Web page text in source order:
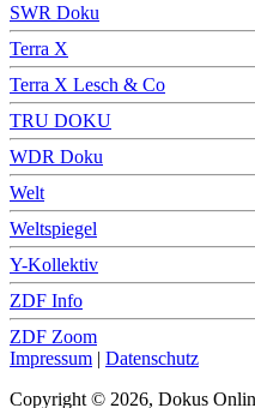
SWR Doku
Terra X
Terra X Lesch & Co
TRU DOKU
WDR Doku
Welt
Weltspiegel
Y-Kollektiv
ZDF Info
ZDF Zoom
Impressum | Datenschutz
Copyright © 2026, Dokus